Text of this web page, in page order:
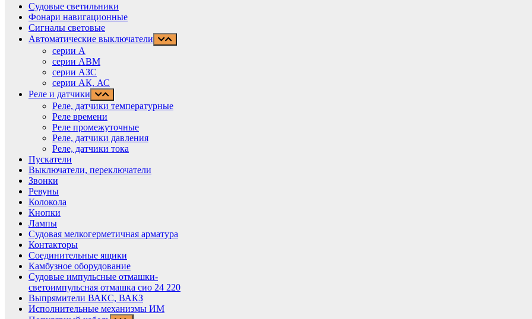
Судовые светильники
Фонари навигационные
Сигналы световые
Автоматические выключатели
серии А
серии АВМ
cерии АЗС
серии АК, АС
Реле и датчики
Реле, датчики температурные
Реле времени
Реле промежуточные
Реле, датчики давления
Реле, датчики тока
Пускатели
Выключатели, переключатели
Звонки
Ревуны
Колокола
Кнопки
Лампы
Судовая мелкогерметичная арматура
Контакторы
Соединительные ящики
Камбузное оборудование
Судовые импульсные отмашки-
светоимпульсная отмашка сио 24 220
Выпрямители ВАКС, ВАКЗ
Исполнительные механизмы ИМ